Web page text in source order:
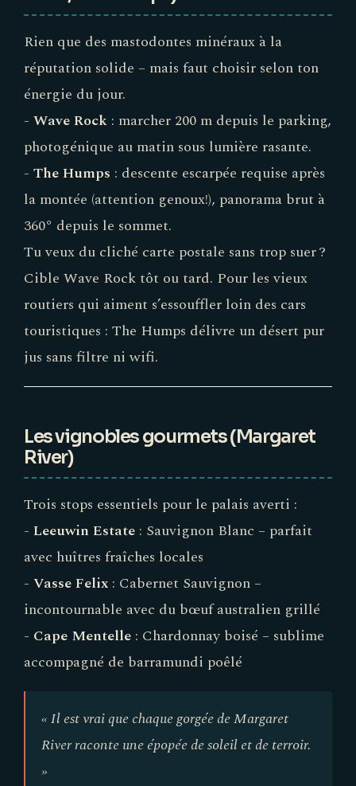
Rien que des mastodontes minéraux à la
réputation solide – mais faut choisir selon ton
énergie du jour.
- Wave Rock : marcher 200 m depuis le parking,
photogénique au matin sous lumière rasante.
- The Humps : descente escarpée requise après
la montée (attention genoux!), panorama brut à
360° depuis le sommet.
Tu veux du cliché carte postale sans trop suer ?
Cible Wave Rock tôt ou tard. Pour les vieux
routiers qui aiment s’essouffler loin des cars
touristiques : The Humps délivre un désert pur
jus sans filtre ni wifi.
Les vignobles gourmets (Margaret
River)
Trois stops essentiels pour le palais averti :
- Leeuwin Estate : Sauvignon Blanc – parfait
avec huîtres fraîches locales
- Vasse Felix : Cabernet Sauvignon –
incontournable avec du bœuf australien grillé
- Cape Mentelle : Chardonnay boisé – sublime
accompagné de barramundi poêlé
« Il est vrai que chaque gorgée de Margaret
River raconte une épopée de soleil et de terroir.
»